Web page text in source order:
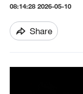
08:14:28 2026-05-10
Share